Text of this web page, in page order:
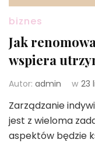
biznes
Jak
wspiera
Autor: admin w 23
Zarządzanie
jest z wieloma
aspektów będzie